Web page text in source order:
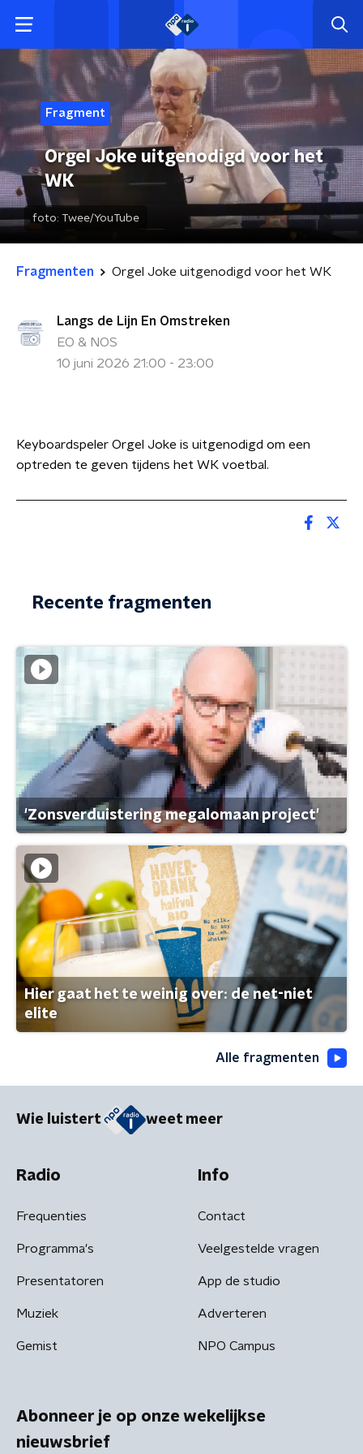
Fragment
Orgel Joke uitgenodigd voor het
WK
foto: Twee/YouTube
Fragmenten Orgel Joke uitgenodigd voor het WK
Langs de Lijn En Omstreken
EO & NOS
10 juni 2026 21:00 - 23:00
Keyboardspeler Orgel Joke is uitgenodigd om een
optreden te geven tijdens het WK voetbal.
Recente fragmenten
'Zonsverduistering megalomaan project'
Hier gaat het te weinig over: de net-niet
elite
Alle fragmenten
Wie luistert weet meer
Radio
Frequenties
Programma's
Presentatoren
Muziek
Gemist
Info
Contact
Veelgestelde vragen
App de studio
Adverteren
NPO Campus
Abonneer je op onze wekelijkse
nieuwsbrief